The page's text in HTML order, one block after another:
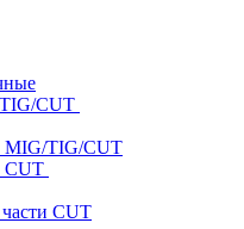
CUT
MIG/TIG/CUT
CUT
CUT